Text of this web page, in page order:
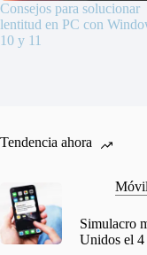
Consejos para solucionar
lentitud en PC con
10 y 11
Tendencia ahora
Simulacro
Unidos el 4